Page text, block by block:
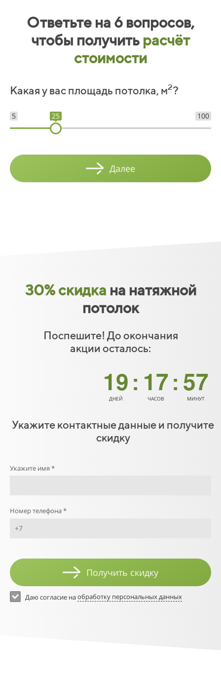
Ответьте на 6 вопросов,
чтобы получить расчёт
стоимости
Какая у вас площадь потолка, м2?
5 100
25
Далее
30%скидка на натяжной
потолок
Поспешите! До окончания
акции осталось:
19 :
ДНЕЙ
01
02
03
04
06
07
08
13
15
16
17
18
19
:
ЧАСОВ
41
42
45
46
47
48
53
57
58
59
МИНУТ
Укажите контактные данные и получите
скидку
Укажите имя *
Номер телефона *
Получить скидку
Даю согласие наобработку персональных данных